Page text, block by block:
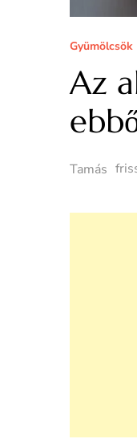
Gyümölcsök
Az
Tamás